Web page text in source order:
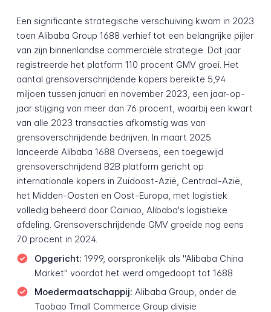
Een significante strategische verschuiving kwam in 2023
toen Alibaba Group 1688 verhief tot een belangrijke pijler
van zijn binnenlandse commerciële strategie. Dat jaar
registreerde het platform 110 procent GMV groei. Het
aantal grensoverschrijdende kopers bereikte 5,94
miljoen tussen januari en november 2023, een jaar-op-
jaar stijging van meer dan 76 procent, waarbij een kwart
van alle 2023 transacties afkomstig was van
grensoverschrijdende bedrijven. In maart 2025
lanceerde Alibaba 1688 Overseas, een toegewijd
grensoverschrijdend B2B platform gericht op
internationale kopers in Zuidoost-Azië, Centraal-Azië,
het Midden-Oosten en Oost-Europa, met logistiek
volledig beheerd door Cainiao, Alibaba's logistieke
afdeling. Grensoverschrijdende GMV groeide nog eens
70 procent in 2024.
Opgericht: 1999, oorspronkelijk als "Alibaba China
Market" voordat het werd omgedoopt tot 1688
Moedermaatschappij: Alibaba Group, onder de
Taobao Tmall Commerce Group divisie